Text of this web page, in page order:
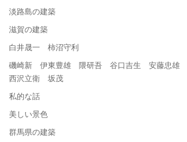
淡路島の建築
滋賀の建築
白井晟一 柿沼守利
磯崎新 伊東豊雄 隈研吾 谷口吉生 安藤忠雄
西沢立衛 坂茂
私的な話
美しい景色
群馬県の建築